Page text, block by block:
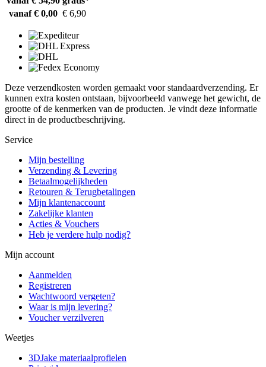
vanaf € 0,00 € 6,90
Deze verzendkosten worden gemaakt voor standaardverzending. Er
kunnen extra kosten ontstaan, bijvoorbeeld vanwege het gewicht, de
grootte of de kenmerken van de producten. Je vindt deze informatie
direct in de productbeschrijving.
Service
Mijn bestelling
Verzending & Levering
Betaalmogelijkheden
Retouren & Terugbetalingen
Mijn klantenaccount
Zakelijke klanten
Acties & Vouchers
Heb je verdere hulp nodig?
Mijn account
Aanmelden
Registreren
Wachtwoord vergeten?
Waar is mijn levering?
Voucher verzilveren
Weetjes
3DJake materiaalprofielen